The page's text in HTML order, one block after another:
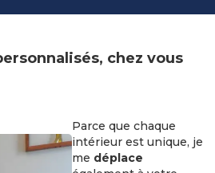
chez vous
Parce que chaque
intérieur est unique, je
me déplace